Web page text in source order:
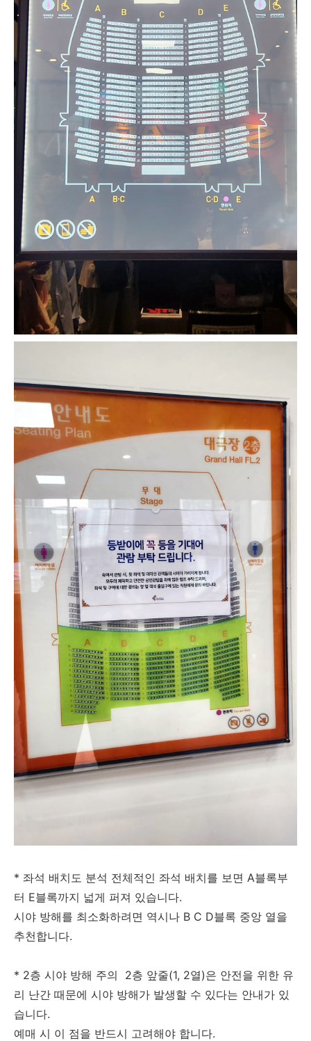
* 좌석 배치도 분석 전체적인 좌석 배치를 보면 A블록부
터 E블록까지 넓게 퍼져 있습니다.
시야 방해를 최소화하려면 역시나 B C D블록 중앙 열을
추천합니다.
* 2층 시야 방해 주의 2층 앞줄(1, 2열)은 안전을 위한 유
리 난간 때문에 시야 방해가 발생할 수 있다는 안내가 있
습니다.
예매 시 이 점을 반드시 고려해야 합니다.